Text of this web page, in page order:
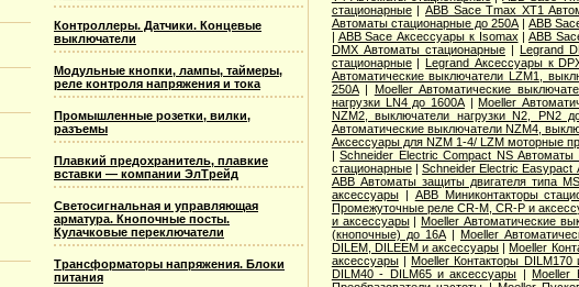
Контроллеры. Датчики. Концевые
выключатели
Модульные кнопки, лампы, таймеры,
реле контроля напряжения и тока
Промышленные розетки, вилки,
разъемы
Плавкий предохранитель, плавкие
вставки — компании ЭлТрейд
Светосигнальная и управляющая
арматура. Кнопочные посты.
Кулачковые переключатели
Трансформаторы напряжения. Блоки
питания
стационарные| ABB Sace Tmax XT1
Автоматы стационарные до 250А |ABB
| ABB Sace Аксессуары к Isomax |ABB
DMX Автоматы стационарные|Legrand
стационарные|Legrand Аксессуары к
Автоматические выключатели LZM1,
250А| Moeller Автоматические
нагрузки LN4 до 1600А|Moeller
NZM2, выключатели нагрузки N2, PN2
Автоматические выключатели NZM4,
Аксессуары для NZM 1-4/ LZM моторные
|Schneider Electric Compact NS Автоматы
стационарные|Schneider Electric Easypact
ABB Автоматы защиты двигателя типа
аксессуары| ABB Миниконтакторы
Промежуточные реле CR-M, CR-P и
и аксессуары|Moeller Автоматические
(кнопочные) до 16А| Moeller
DILEM, DILEEM и аксессуары |Moeller
аксессуары|Moeller Контакторы DILM170
DILM40 - DILM65 и аксессуары |Moeller